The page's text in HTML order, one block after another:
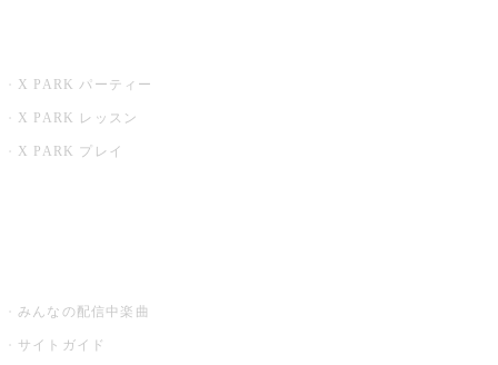
X PARK パーティー
X PARK レッスン
X PARK プレイ
みんなの配信中楽曲
サイトガイド